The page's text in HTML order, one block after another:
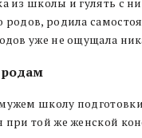
из школы и гулять с
родов, родила
уже не ощущала
родам
школу
при той же женской